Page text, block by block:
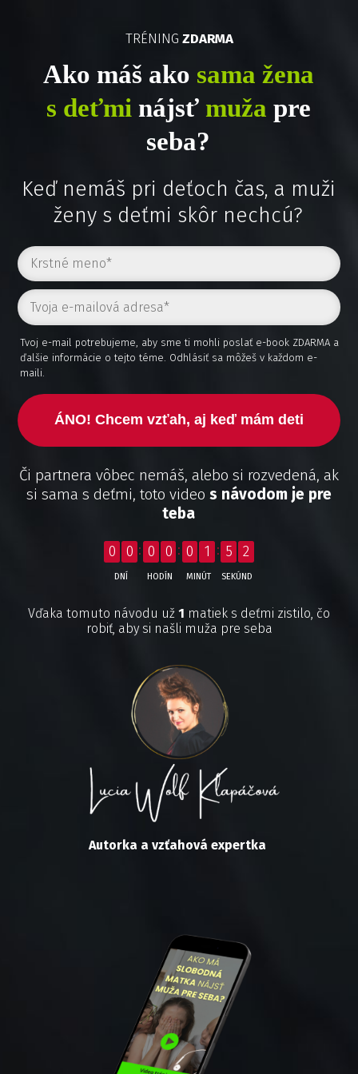
TRÉNING ZDARMA
Ako máš ako sama žena
s deťmi nájsť muža pre
seba?
Keď nemáš pri deťoch čas, a muži
ženy s deťmi skôr nechcú?
Tvoj e-mail potrebujeme, aby sme ti mohli poslať e-book ZDARMA a
ďalšie informácie o tejto téme. Odhlásiť sa môžeš v každom e-
maili.
ÁNO! Chcem vzťah, aj keď mám deti
Či partnera vôbec nemáš, alebo si rozvedená, ak
si sama s deťmi, toto video s návodom je pre
teba
0 0
DNÍ
0 0
HODÍN
0 1
MINÚT
5 2
SEKÚND
Vďaka tomuto návodu už 1 matiek s deťmi zistilo, čo
robiť, aby si našli muža pre seba
Autorka a vzťahová expertka